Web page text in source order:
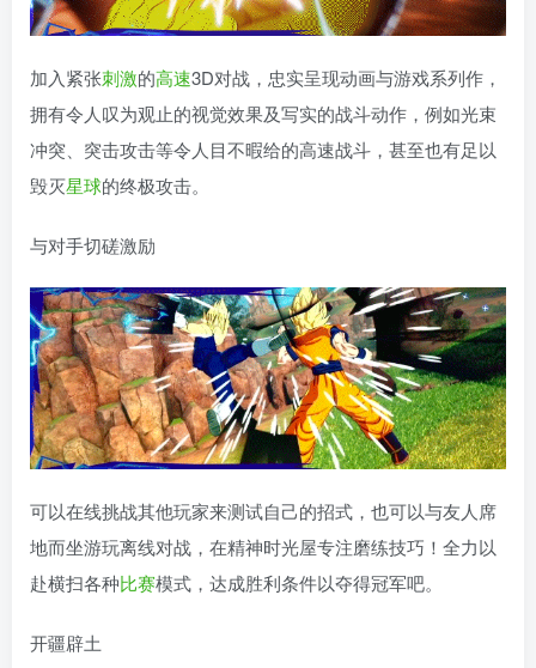
加入紧张刺激的高速3D对战，忠实呈现动画与游戏系列作，
拥有令人叹为观止的视觉效果及写实的战斗动作，例如光束
冲突、突击攻击等令人目不暇给的高速战斗，甚至也有足以
毁灭星球的终极攻击。
与对手切磋激励
可以在线挑战其他玩家来测试自己的招式，也可以与友人席
地而坐游玩离线对战，在精神时光屋专注磨练技巧！全力以
赴横扫各种比赛模式，达成胜利条件以夺得冠军吧。
开疆辟土